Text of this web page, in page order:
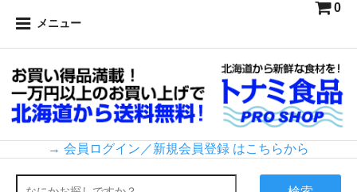
メニュー
0
→ 会員ログイン／新規会員登録 はこちらから